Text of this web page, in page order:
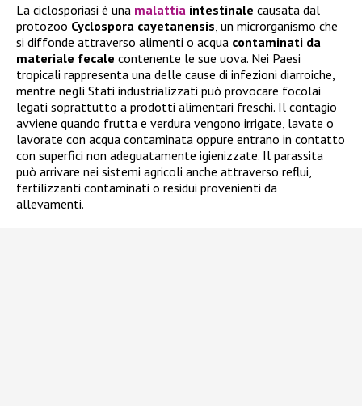
La ciclosporiasi è una malattia intestinale causata dal
protozoo Cyclospora cayetanensis , un microrganismo che
si diffonde attraverso alimenti o acqua contaminati da
materiale fecale contenente le sue uova. Nei Paesi
tropicali rappresenta una delle cause di infezioni diarroiche,
mentre negli Stati industrializzati può provocare focolai
legati soprattutto a prodotti alimentari freschi. Il contagio
avviene quando frutta e verdura vengono irrigate, lavate o
lavorate con acqua contaminata oppure entrano in contatto
con superfici non adeguatamente igienizzate. Il parassita
può arrivare nei sistemi agricoli anche attraverso reflui,
fertilizzanti contaminati o residui provenienti da
allevamenti.